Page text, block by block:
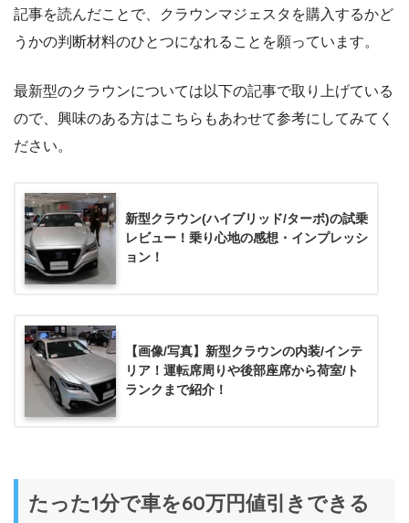
記事を読んだことで、クラウンマジェスタを購入するかど
うかの判断材料のひとつになれることを願っています。
最新型のクラウンについては以下の記事で取り上げている
ので、興味のある方はこちらもあわせて参考にしてみてく
ださい。
新型クラウン(ハイブリッド/ターボ)の試乗
レビュー！乗り心地の感想・インプレッシ
ョン！
【画像/写真】新型クラウンの内装/インテ
リア！運転席周りや後部座席から荷室/ト
ランクまで紹介！
たった1分で車を60万円値引きできる